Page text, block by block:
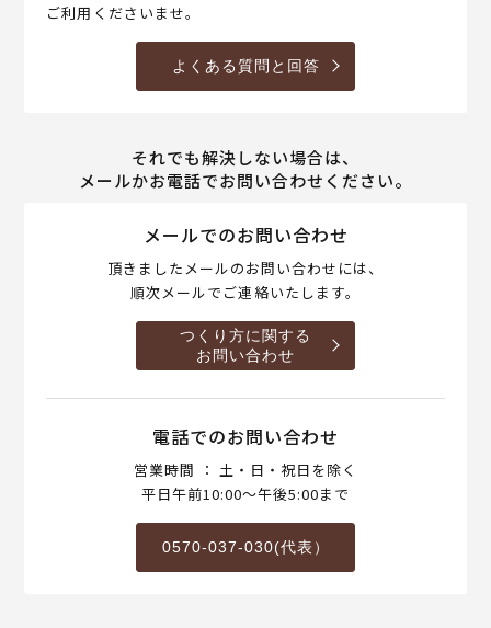
ご利用くださいませ。
よくある質問と回答
それでも解決しない場合は、
メールかお電話でお問い合わせください。
メールでのお問い合わせ
頂きましたメールのお問い合わせには、
順次メールでご連絡いたします。
つくり方に関する
お問い合わせ
電話でのお問い合わせ
営業時間 ： 土・日・祝日を除く
平日午前10:00～午後5:00まで
0570-037-030(代表）